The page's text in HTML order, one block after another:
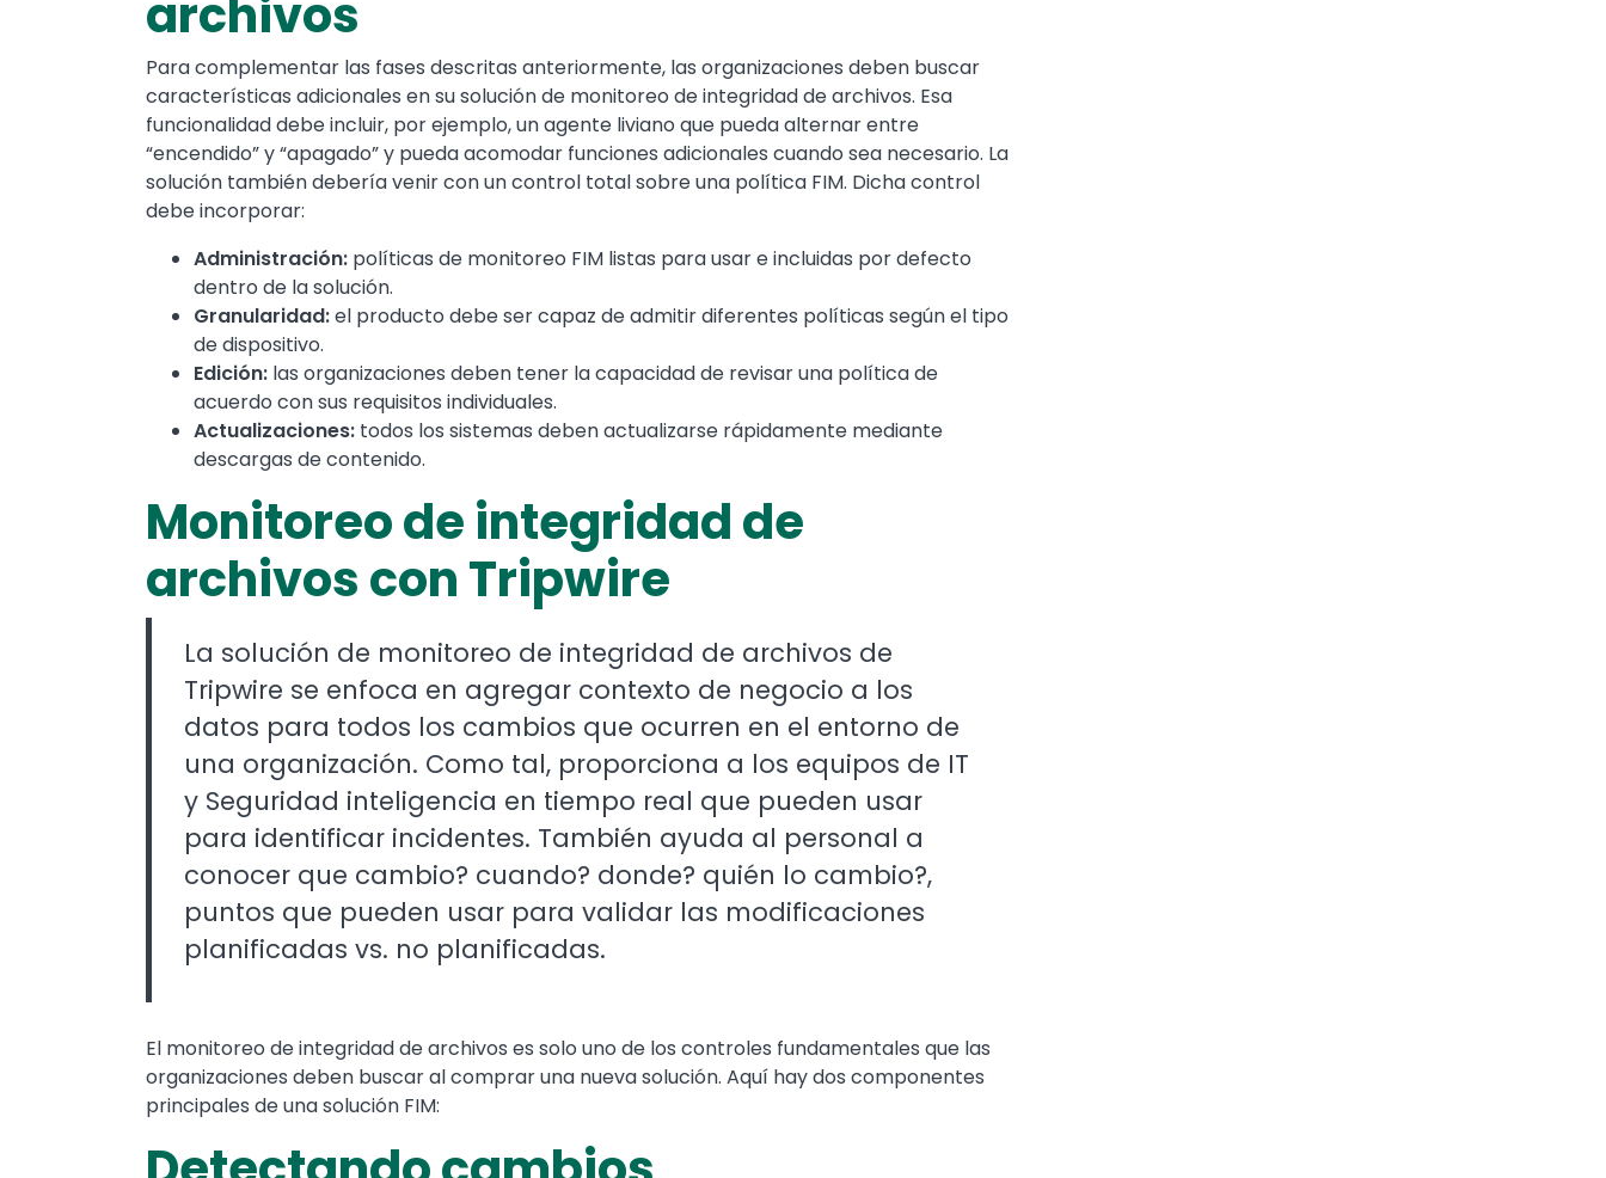
archivos
Para complementar las fases descritas anteriormente, las organizaciones deben buscar
características adicionales en su solución de monitoreo de integridad de archivos. Esa
funcionalidad debe incluir, por ejemplo, un agente liviano que pueda alternar entre
“encendido” y “apagado” y pueda acomodar funciones adicionales cuando sea necesario. La
solución también debería venir con un control total sobre una política FIM. Dicha control
debe incorporar:
Administración: políticas de monitoreo FIM listas para usar e incluidas por defecto
dentro de la solución.
Granularidad:el producto debe ser capaz de admitir diferentes políticas según el tipo
de dispositivo.
Edición: las organizaciones deben tener la capacidad de revisar una política de
acuerdo con sus requisitos individuales.
Actualizaciones: todos los sistemas deben actualizarse rápidamente mediante
descargas de contenido.
Monitoreo de integridad de
archivos con Tripwire
La solución de monitoreo de integridad de archivos de
Tripwire se enfoca en agregar contexto de negocio a los
datos para todos los cambios que ocurren en el entorno de
una organización. Como tal, proporciona a los equipos de IT
y Seguridad inteligencia en tiempo real que pueden usar
para identificar incidentes. También ayuda al personal a
conocer que cambio? cuando? donde? quién lo cambio?,
puntos que pueden usar para validar las modificaciones
planificadas vs. no planificadas.
El monitoreo de integridad de archivos es solo uno de los controles fundamentales que las
organizaciones deben buscar al comprar una nueva solución. Aquí hay dos componentes
principales de una solución FIM: